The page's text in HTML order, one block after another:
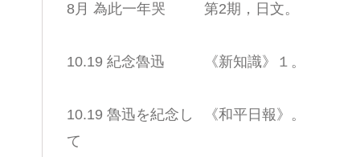
8月 為此一年哭
10.19 紀念魯迅
10.19 魯迅を紀念し
て
第2期，日文。
《新知識》１。
《和平日報》。